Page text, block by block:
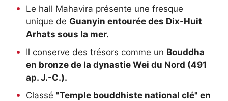
Le hall Mahavira présente une fresque
unique de Guanyin entourée des Dix-Huit
Arhats sous la mer.
Il conserve des trésors comme un Bouddha
en bronze de la dynastie Wei du Nord (491
ap. J.-C.).
Classé"Temple bouddhiste national clé" en